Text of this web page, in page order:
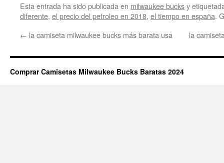
Esta entrada ha sido publicada en milwaukee bucksy
diferente, el precio del petroleo en 2018, el tiempo en españa.
← la camiseta milwaukee bucks más barata usa la
Comprar Camisetas Milwaukee Bucks Baratas 2024